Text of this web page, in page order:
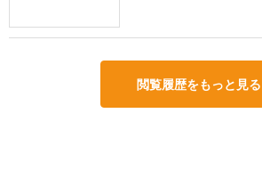
閲覧履歴をもっと見る